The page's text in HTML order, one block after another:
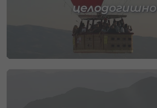
целодогишно